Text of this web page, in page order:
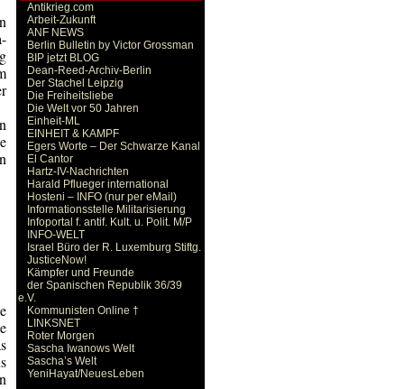
Antikrieg.com
Arbeit-Zukunft
ANF NEWS
Berlin Bulletin by Victor Grossman
BIP jetzt BLOG
Dean-Reed-Archiv-Berlin
Der Stachel Leipzig
Die Freiheitsliebe
Die Welt vor 50 Jahren
Einheit-ML
EINHEIT & KAMPF
Egers Worte – Der Schwarze Kanal
El Cantor
Hartz-IV-Nachrichten
Harald Pflueger international
Hosteni – INFO (nur per eMail)
Informationsstelle Militarisierung
Infoportal f. antif. Kult. u. Polit. M/P
INFO-WELT
Israel Büro der R. Luxemburg Stiftg.
JusticeNow!
Kämpfer und Freunde
der Spanischen Republik 36/39
e.V.
Kommunisten Online †
LINKSNET
Roter Morgen
Sascha Iwanows Welt
Sascha’s Welt
YeniHayat/NeuesLeben